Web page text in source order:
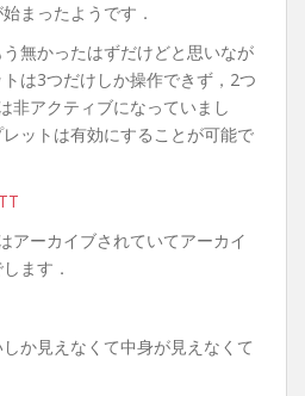
まったようです．
無かったはずだけどと思いなが
は3つだけしか操作できず，2つ
非アクティブになっていまし
ットは有効にすることが可能で
アーカイブされていてアーカイ
ます．
か見えなくて中身が見えなくて